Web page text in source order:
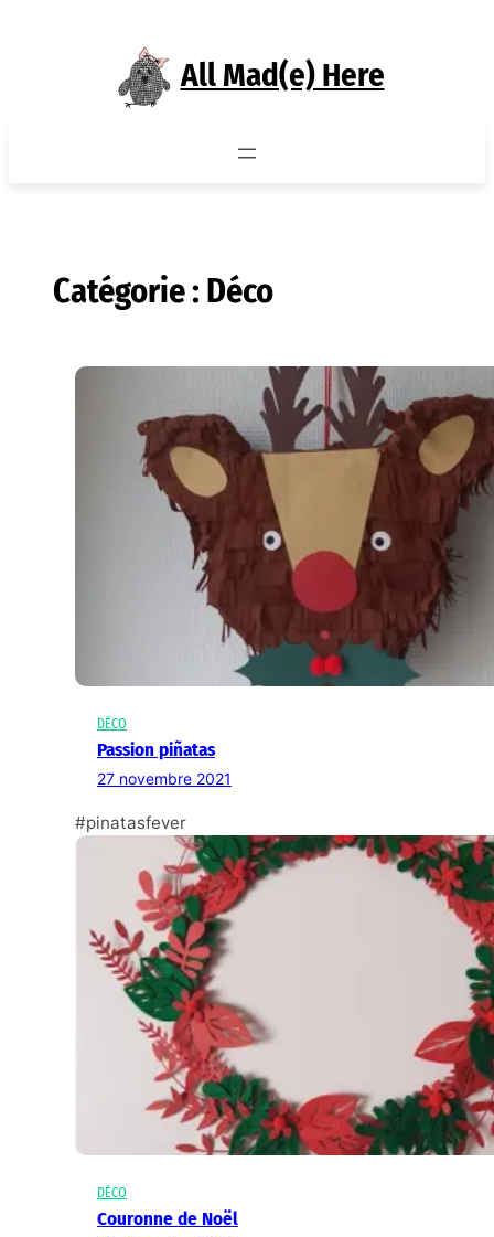
All Mad(e) Here
Catégorie : Déco
DÉCO
Passion piñatas
27 novembre 2021
#pinatasfever
DÉCO
Couronne de Noël